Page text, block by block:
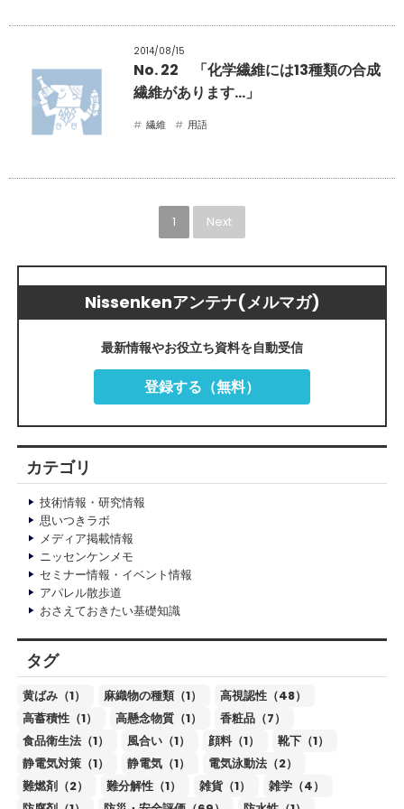
2014/08/15
No. 22 「化学繊維には13種類の合成
繊維があります…」
繊維 用語
1 Next
Nissenkenアンテナ(メルマガ)
最新情報やお役立ち資料を自動受信
登録する（無料）
カテゴリ
技術情報・研究情報
思いつきラボ
メディア掲載情報
ニッセンケンメモ
セミナー情報・イベント情報
アパレル散歩道
おさえておきたい基礎知識
タグ
黄ばみ（1） 麻織物の種類（1）
高視認性（48）
高蓄積性（1）
高懸念物質（1）
香粧品（7）
食品衛生法（1）
風合い（1） 顔料（1）
靴下（1）
静電気対策（1）
静電気（1）
電気泳動法（2）
難燃剤（2）
難分解性（1） 雑貨（1）
雑学（4）